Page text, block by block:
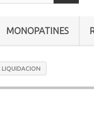
MONOPATINES